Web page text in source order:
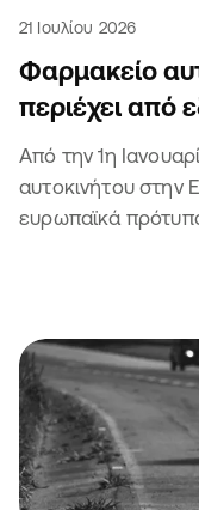
21 Ιουλίου 2026
Φαρμακείο
περιέχει από
Από την 1η
αυτοκινήτου στην
ευρωπαϊκά